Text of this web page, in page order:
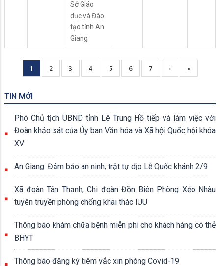
Sở Giáo
dục và Đào
tạo tỉnh An
Giang
PaginationCurrent
page
1 Page
2 Page
3 Page
4 Page
5 Page
6 Page
7
Next
page
›
Trang
cuối
»
TIN MỚI
Phó Chủ tịch UBND tỉnh Lê Trung Hồ tiếp và làm việc với
Đoàn khảo sát của Ủy ban Văn hóa và Xã hội Quốc hội khóa
XV
An Giang: Đảm bảo an ninh, trật tự dịp Lễ Quốc khánh 2/9
Xã đoàn Tân Thạnh, Chi đoàn Đồn Biên Phòng Xẻo Nhàu
tuyên truyền phòng chống khai thác IUU
Thông báo khám chữa bệnh miễn phí cho khách hàng có thẻ
BHYT
Thông báo đăng ký tiêm vắc xin phòng Covid-19